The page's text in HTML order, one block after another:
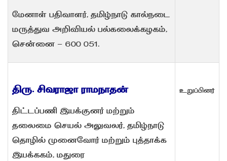
மேனாள் பதிவாளர், தமிழ்நாடு கால்நடை
மருத்துவ அறிவியல் பல்கலைக்கழகம்,
சென்னை - 600 051.
திரு. சிவராஜா ராமநாதன்
திட்டப்பணி இயக்குனர் மற்றும்
தலைமை செயல் அலுவலர், தமிழ்நாடு
தொழில் முனைவோர் மற்றும் புத்தாக்க
இயக்ககம், மதுரை
உறுப்பினர்